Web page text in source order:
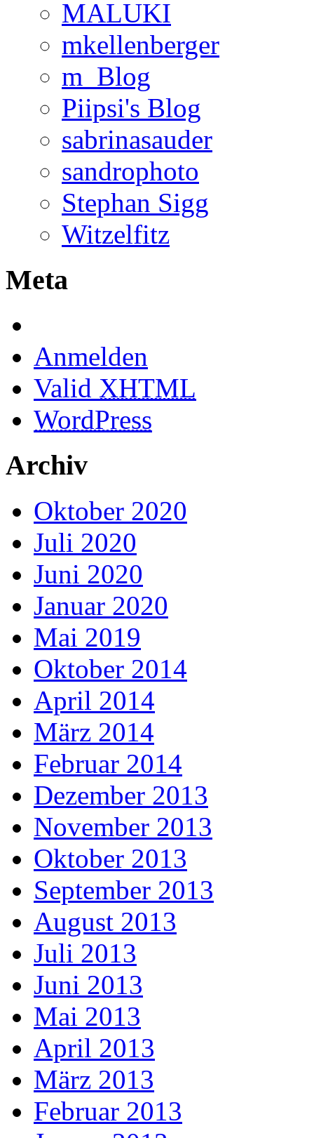
MALUKI
mkellenberger
m_Blog
Piipsi's Blog
sabrinasauder
sandrophoto
Stephan Sigg
Witzelfitz
Meta
Anmelden
Valid XHTML
WordPress
Archiv
Oktober 2020
Juli 2020
Juni 2020
Januar 2020
Mai 2019
Oktober 2014
April 2014
März 2014
Februar 2014
Dezember 2013
November 2013
Oktober 2013
September 2013
August 2013
Juli 2013
Juni 2013
Mai 2013
April 2013
März 2013
Februar 2013